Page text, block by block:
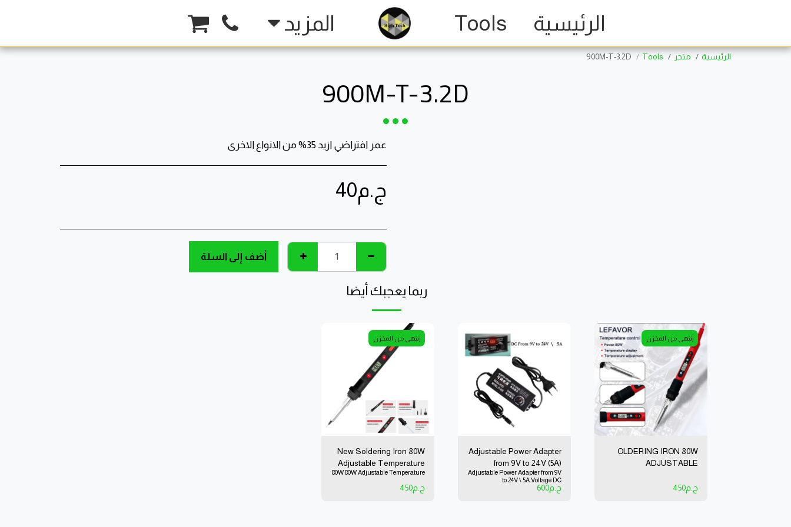
الرئيسية Tools المزيد
الرئيسية متجر Tools
900M-T-3.2D
900M-T-3.2D
عمر افتراضي ازيد 35% من الانواع الاخرى
ج.م40
أضف إلى السلة
ربما يعجبك أيضا
إنتهى من المخزن
OLDERING IRON 80W
ADJUSTABLE
OUTPUT
ج.م450
Adjustable Power Adapter
from 9V to 24V (5A)
Voltage DC
Adjustable Power Adapter from 9V
to 24V \ 5A Voltage DC
ج.م600
إنتهى من المخزن
New Soldering Iron 80W
Adjustable Temperature
Output Temperature
200'C-450'C
80W 80W Adjustable Temperature
ج.م450